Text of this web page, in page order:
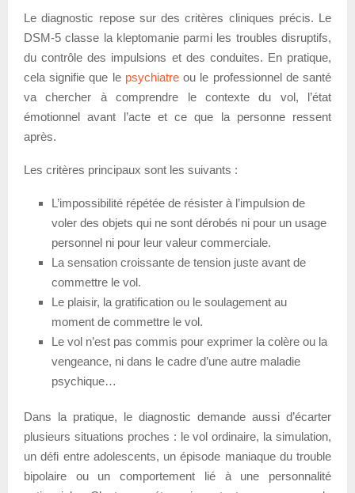
Le diagnostic repose sur des critères cliniques précis. Le
DSM-5 classe la kleptomanie parmi les troubles disruptifs,
du contrôle des impulsions et des conduites. En pratique,
cela signifie que le psychiatreou le professionnel de santé
va chercher à comprendre le contexte du vol, l’état
émotionnel avant l’acte et ce que la personne ressent
après.
Les critères principaux sont les suivants :
L’impossibilité répétée de résister à l’impulsion de
voler des objets qui ne sont dérobés ni pour un usage
personnel ni pour leur valeur commerciale.
La sensation croissante de tension juste avant de
commettre le vol.
Le plaisir, la gratification ou le soulagement au
moment de commettre le vol.
Le vol n’est pas commis pour exprimer la colère ou la
vengeance, ni dans le cadre d’une autre maladie
psychique…
Dans la pratique, le diagnostic demande aussi d’écarter
plusieurs situations proches : le vol ordinaire, la simulation,
un défi entre adolescents, un épisode maniaque du trouble
bipolaire ou un comportement lié à une personnalité